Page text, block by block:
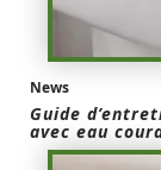
News
Guide
avec eau